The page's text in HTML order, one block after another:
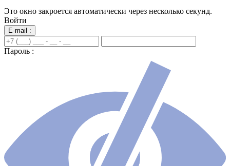
Это окно закроется автоматически через несколько секунд.
Войти
E-mail :
Пароль :